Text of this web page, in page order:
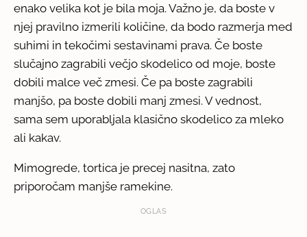
enako velika kot je bila moja. Važno je, da boste v
njej pravilno izmerili količine, da bodo razmerja med
suhimi in tekočimi sestavinami prava. Če boste
slučajno zagrabili večjo skodelico od moje, boste
dobili malce več zmesi. Če pa boste zagrabili
manjšo, pa boste dobili manj zmesi. V vednost,
sama sem uporabljala klasično skodelico za mleko
ali kakav.
Mimogrede, tortica je precej nasitna, zato
priporočam manjše ramekine.
OGLAS